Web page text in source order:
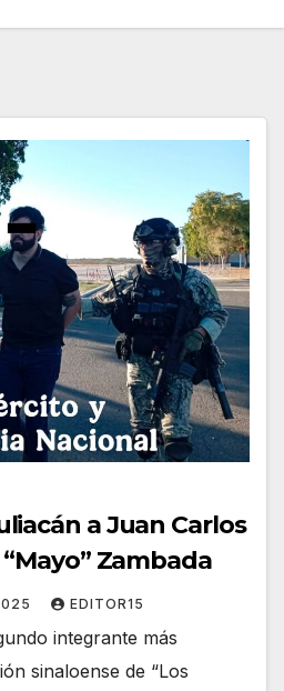
a Juan Carlos
Zambada
EDITOR15
integrante más
sinaloense de “Los